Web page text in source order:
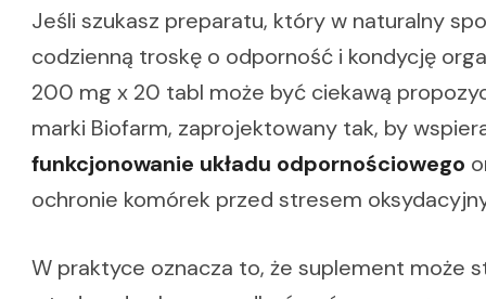
Jeśli szukasz preparatu, który w naturalny
codzienną troskę o odporność i kondycję
200 mg x 20 tabl może być ciekawą
marki Biofarm, zaprojektowany tak, by
funkcjonowanie układu odpornościowego
ochronie komórek przed stresem
W praktyce oznacza to, że suplement może